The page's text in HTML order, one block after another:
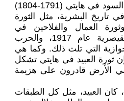
إن الثورة المنتصرة للعبيد السود في هايتي (1791-1804)
البشرية، مثل الثورة
عام 1789، وثورة العمال والفلاحين في
الإمبراطورية الروسية القيصرية عام 1917، والحرب
التي تلت ذلك. وكما هي
ثورة العبيد في هايتي تشكل
الأرض قادرون على هزيمة
كان العبيد، مثل كل الطبقات